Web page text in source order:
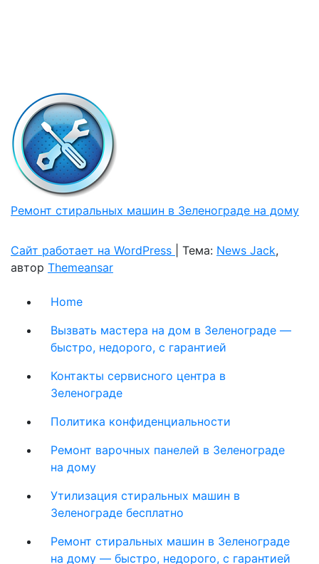
Ремонт стиральных машин в Зеленограде на дому
Сайт работает на WordPress Тема: News Jack,
автор Themeansar
Home
Вызвать мастера на дом в Зеленограде —
быстро, недорого, с гарантией
Контакты сервисного центра в
Зеленограде
Политика конфиденциальности
Ремонт варочных панелей в Зеленограде
на дому
Утилизация стиральных машин в
Зеленограде бесплатно
Ремонт стиральных машин в Зеленограде
на дому — быстро, недорого, с гарантией